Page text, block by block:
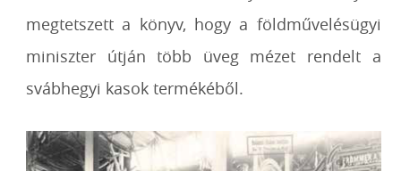
megtetszett a könyv, hogy a földművelésügyi
miniszter útján több üveg mézet rendelt a
svábhegyi kasok termékéből.